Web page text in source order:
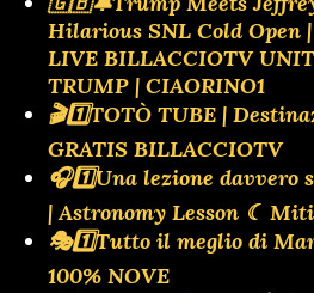
Hilarious SNL Cold Open
LIVE BILLACCIOTV
TRUMP | CIAORINO1
🎬1️⃣TOTÒ TUBE |
GRATIS BILLACCIOTV
🎧1️⃣Una lezione davvero
| Astronomy Lesson ☾
🎭1️⃣Tutto il meglio di
100% NOVE